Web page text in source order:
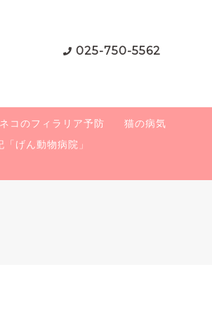
025-750-5562
コのフィラリア予防
猫の病気
「げん動物病院」